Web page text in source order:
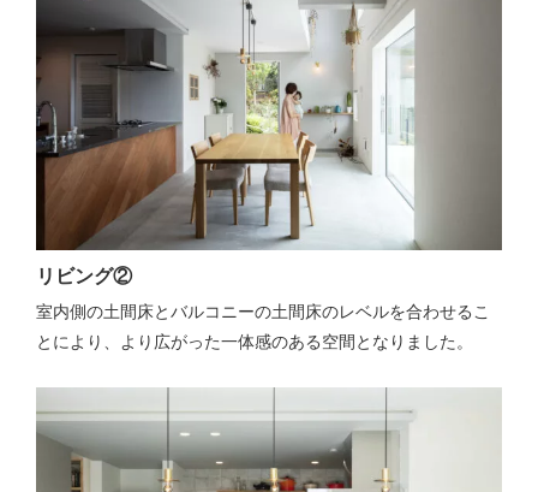
リビング②
室内側の土間床とバルコニーの土間床のレベルを合わせるこ
とにより、より広がった一体感のある空間となりました。